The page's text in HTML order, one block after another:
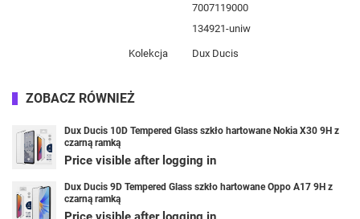
7007119000
134921-uniw
Kolekcja Dux Ducis
ZOBACZ RÓWNIEŻ
Dux Ducis 10D Tempered Glass szkło hartowane Nokia X30 9H z
czarną ramką
Price visible after logging in
Dux Ducis 9D Tempered Glass szkło hartowane Oppo A17 9H z
czarną ramką